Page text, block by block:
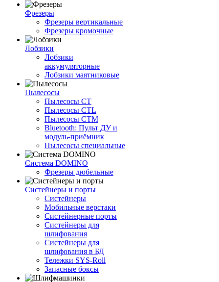
Фрезеры
Фрезеры вертикальные
Фрезеры кромочные
Лобзики
Лобзики
аккумуляторные
Лобзики маятниковые
Пылесосы
Пылесосы CT
Пылесосы CTL
Пылесосы CTM
Bluetooth: Пульт ДУ и
модуль-приёмник
Пылесосы специальные
Система DOMINO
Фрезеры дюбельные
Систейнеры и порты
Систейнеры
Мобильные верстаки
Систейнерные порты
Систейнеры для
шлифования
Систейнеры для
шлифования в БД
Тележки SYS-Roll
Запасные боксы